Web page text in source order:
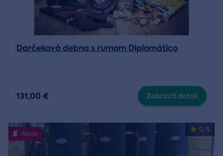
Darčeková debna s rumom Diplomático
131,00 € Zobraziť detail
5/5
Akcia